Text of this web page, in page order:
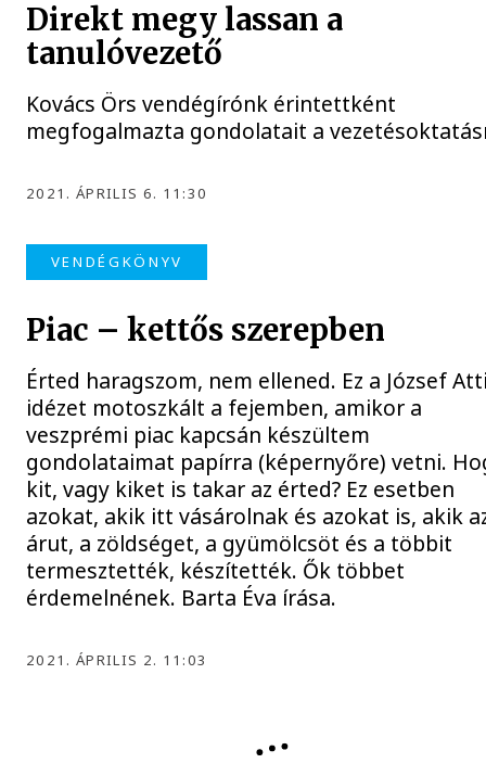
Direkt megy lassan a
tanulóvezető
Kovács Örs vendégírónk érintettként
megfogalmazta gondolatait a
2021. ÁPRILIS 6. 11:30
VENDÉGKÖNYV
Piac – kettős szerepben
Érted haragszom, nem ellened. Ez a József
idézet motoszkált a fejemben, amikor a
veszprémi piac kapcsán készültem
gondolataimat papírra (képernyőre) vetni.
kit, vagy kiket is takar az érted? Ez esetben
azokat, akik itt vásárolnak és azokat is, akik
árut, a zöldséget, a gyümölcsöt és a többit
termesztették, készítették. Ők többet
érdemelnének. Barta Éva írása.
2021. ÁPRILIS 2. 11:03